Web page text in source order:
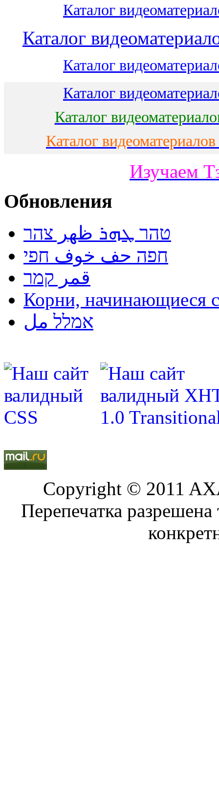
Каталог
Каталог
Каталог
Каталог
Каталог
Каталог
Изучаем
Обновления
טהר ܛܗܪ ظهر צהר
חפה حف خوف חפי
قمر קמר
אמלל مل
Copyright © 2011
Перепечатка